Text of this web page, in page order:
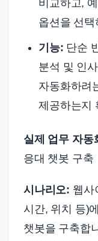
비교하고,
옵션을 선택
기능: 단순
분석 및 인
자동화하려
제공하는지
실제 업무 자동
응대 챗봇 구축
시나리오: 웹사
시간, 위치 등)
챗봇을 구축합